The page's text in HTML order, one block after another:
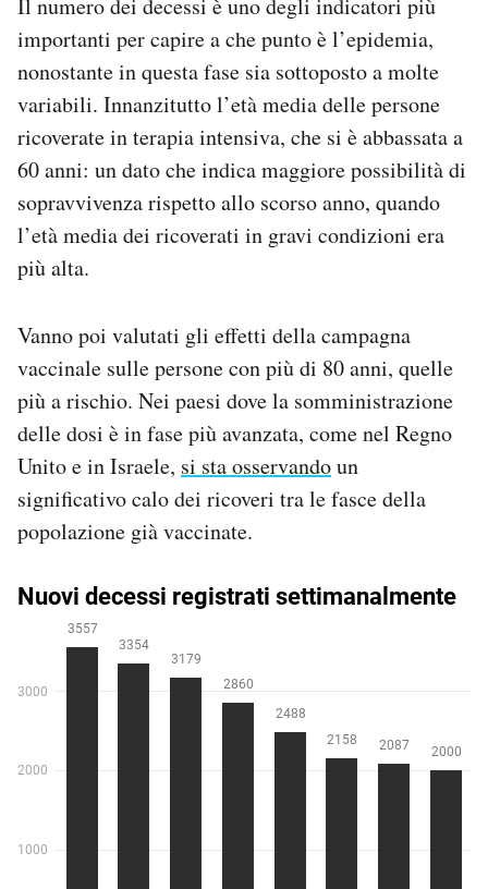
importanti per capire a che punto è l’epidemia,
nonostante in questa fase sia sottoposto a molte
variabili. Innanzitutto l’età media delle persone
ricoverate in terapia intensiva, che si è abbassata a
60 anni: un dato che indica maggiore possibilità di
sopravvivenza rispetto allo scorso anno, quando
l’età media dei ricoverati in gravi condizioni era
più alta.
Vanno poi valutati gli effetti della campagna
vaccinale sulle persone con più di 80 anni, quelle
più a rischio. Nei paesi dove la somministrazione
delle dosi è in fase più avanzata, come nel Regno
Unito e in Israele, si sta osservandoun
significativo calo dei ricoveri tra le fasce della
popolazione già vaccinate.